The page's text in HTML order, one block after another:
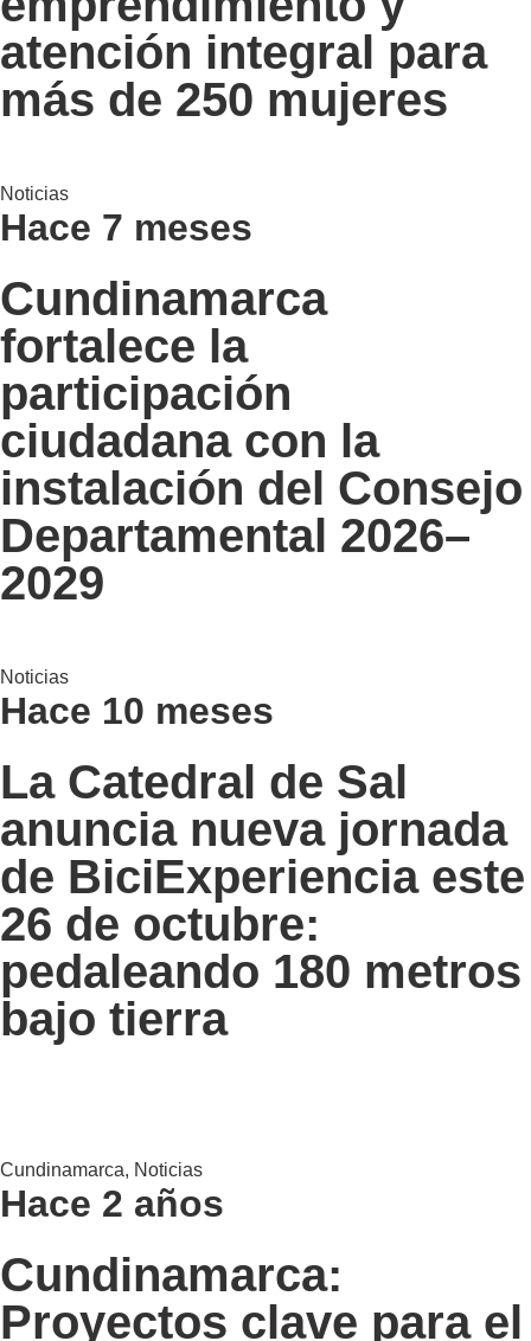
atención integral para
más de 250 mujeres
Noticias
Hace 7 meses
Cundinamarca
fortalece la
participación
ciudadana con la
instalación del Consejo
Departamental 2026–
2029
Noticias
Hace 10 meses
La Catedral de Sal
anuncia nueva jornada
de BiciExperiencia este
26 de octubre:
pedaleando 180 metros
bajo tierra
Cundinamarca, Noticias
Hace 2 años
Cundinamarca:
Proyectos clave para el